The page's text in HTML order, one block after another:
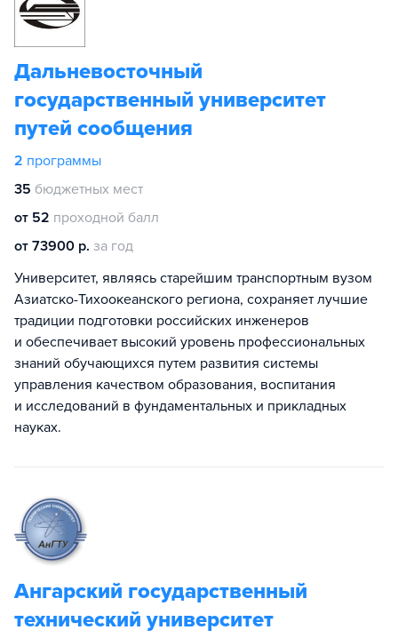
Дальневосточный
государственный университет
путей сообщения
2 программы
35 бюджетных мест
от 52 проходной балл
от 73900 р. за год
Университет, являясь старейшим транспортным вузом
Азиатско-Тихоокеанского региона, сохраняет лучшие
традиции подготовки российских инженеров
и обеспечивает высокий уровень профессиональных
знаний обучающихся путем развития системы
управления качеством образования, воспитания
и исследований в фундаментальных и прикладных
науках.
Ангарский государственный
технический университет